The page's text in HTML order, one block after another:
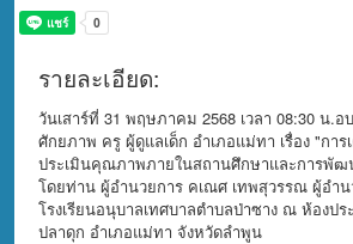
รายละเอียด:
วันเสาร์ที่ 31 พฤษภาคม 2568 เวลา 08:30 น.
ศักยภาพ ครู ผู้ดูแลเด็ก อำเภอแม่ทา เรื่อง "กา
ประเมินคุณภาพภายในสถานศึกษาและการพัฒ
โดยท่าน ผู้อำนวยการ คเณศ เทพสุวรรณ ผู้อำ
โรงเรียนอนุบาลเทศบาลตำบลป่าซาง ณ ห้องป
ปลาดุก อำเภอแม่ทา จังหวัดลำพูน